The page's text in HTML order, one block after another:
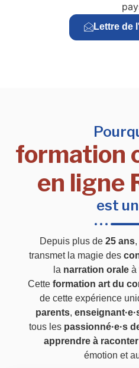
Lettre de
formation
en ligne
est
Depuis plus de25 ans
transmet la magie des
la narration orale à
Cette formation art du
de cette expérience
parents,
tous les passionné·e·s
apprendre à
émotion et